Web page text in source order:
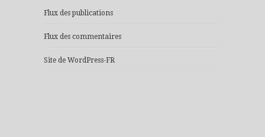
Flux des publications
Flux des commentaires
Site de WordPress-FR